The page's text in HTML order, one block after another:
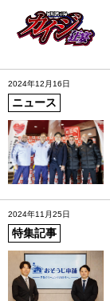
2024年12月16日
ニュース
2024年11月25日
特集記事